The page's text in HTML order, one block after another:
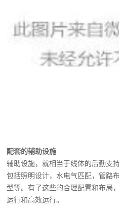
配套的辅助设施
辅助设施，就相当于线体的后勤支
包括照明设计，水电气匹配，管路
型等。有了这些的合理配置和布局
运行和高效运行。